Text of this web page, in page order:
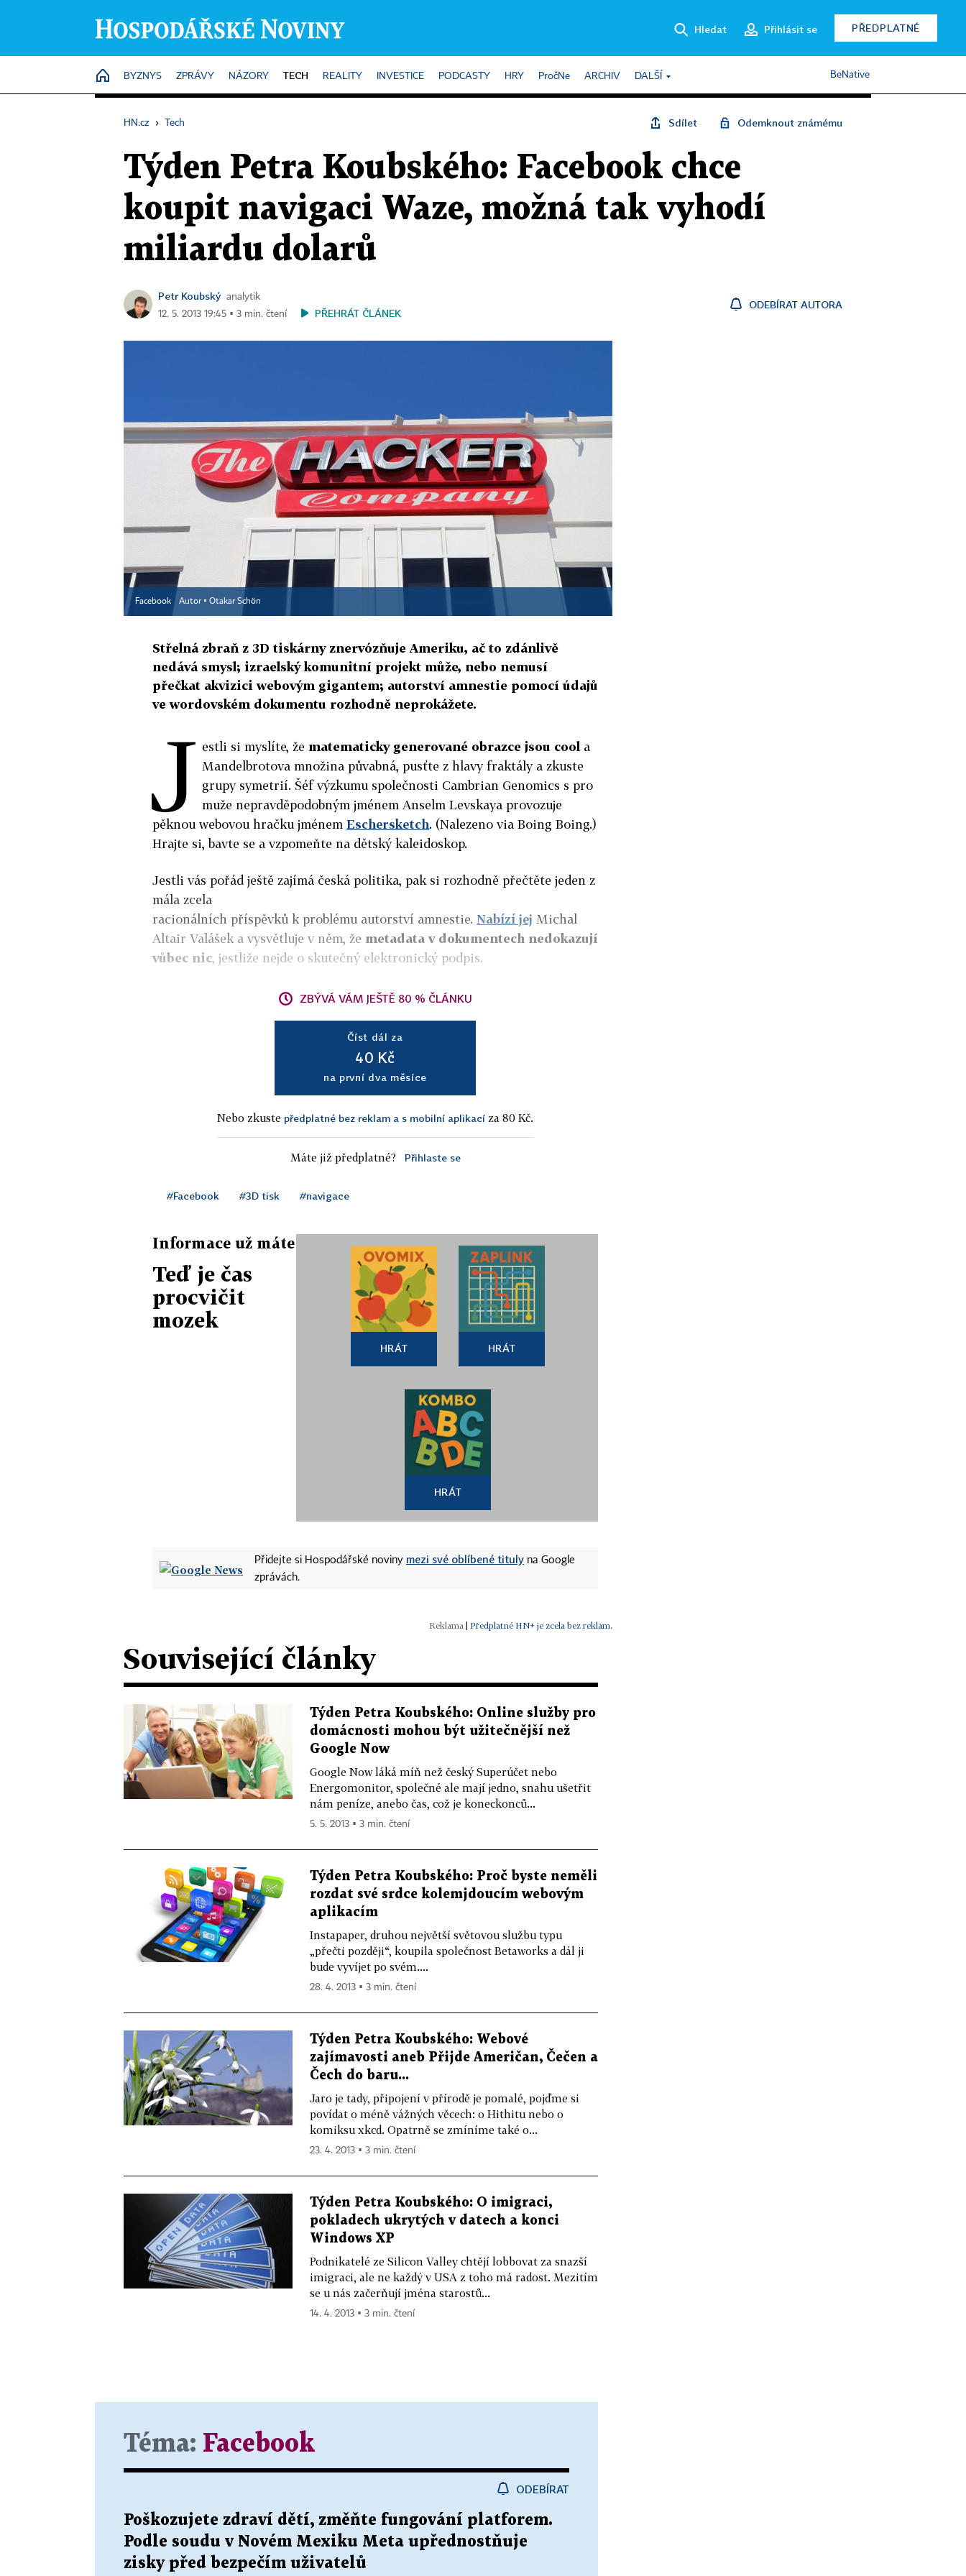
Hledat Přihlásit se PŘEDPLATNÉ
HOME
BYZNYS ZPRÁVY NÁZORY TECH REALITY INVESTICE PODCASTY HRY PročNe ARCHIV DALŠÍ BeNative
HN.cz › Tech Sdílet Odemknout známému
Týden Petra Koubského: Facebook chce
koupit navigaci Waze, možná tak vyhodí
miliardu dolarů
Petr Koubský analytik
12. 5. 2013 19:45 ▪ 3 min. čtení
PŘEHRÁT ČLÁNEK
ODEBÍRAT AUTORA
Facebook Autor ▪ Otakar Schön
Střelná zbraň z 3D tiskárny znervózňuje Ameriku, ač to zdánlivě
nedává smysl; izraelský komunitní projekt může, nebo nemusí
přečkat akvizici webovým gigantem; autorství amnestie pomocí údajů
ve wordovském dokumentu rozhodně neprokážete.
J estli si myslíte, že matematicky generované obrazce jsou cool a
Mandelbrotova množina půvabná, pusťte z hlavy fraktály a zkuste
grupy symetrií. Šéf výzkumu společnosti Cambrian Genomics s pro
muže nepravděpodobným jménem Anselm Levskaya provozuje
pěknou webovou hračku jménem Eschersketch. (Nalezeno via Boing Boing.)
Hrajte si, bavte se a vzpomeňte na dětský kaleidoskop.
Jestli vás pořád ještě zajímá česká politika, pak si rozhodně přečtěte jeden z
mála zcela
racionálních příspěvků k problému autorství amnestie. Nabízí jej Michal
Altair Valášek a vysvětluje v něm, že metadata v dokumentech nedokazují
vůbec nic, jestliže nejde o skutečný elektronický podpis.
ZBÝVÁ VÁM JEŠTĚ 80 % ČLÁNKU
Číst dál za
40 Kč
na první dva měsíce
Nebo zkuste předplatné bez reklam a s mobilní aplikací za 80 Kč.
Máte již předplatné? Přihlaste se
#Facebook #3D tisk #navigace
Informace už máte
Teď je čas
procvičit
mozek
HRÁT HRÁT
HRÁT
Přidejte si Hospodářské noviny mezi své oblíbené tituly na Google
zprávách.
| Předplatné HN+ je zcela bez reklam.
Související články
Týden Petra Koubského: Online služby pro
domácnosti mohou být užitečnější než
Google Now
Google Now láká míň než český Superúčet nebo
Energomonitor, společné ale mají jedno, snahu ušetřit
nám peníze, anebo čas, což je koneckonců...
5. 5. 2013 ▪ 3 min. čtení
Týden Petra Koubského: Proč byste neměli
rozdat své srdce kolemjdoucím webovým
aplikacím
Instapaper, druhou největší světovou službu typu
„přečti později“, koupila společnost Betaworks a dál ji
bude vyvíjet po svém....
28. 4. 2013 ▪ 3 min. čtení
Týden Petra Koubského: Webové
zajímavosti aneb Přijde Američan, Čečen a
Čech do baru...
Jaro je tady, připojení v přírodě je pomalé, pojďme si
povídat o méně vážných věcech: o Hithitu nebo o
komiksu xkcd. Opatrně se zmíníme také o...
23. 4. 2013 ▪ 3 min. čtení
Týden Petra Koubského: O imigraci,
pokladech ukrytých v datech a konci
Windows XP
Podnikatelé ze Silicon Valley chtějí lobbovat za snazší
imigraci, ale ne každý v USA z toho má radost. Mezitím
se u nás začerňují jména starostů...
14. 4. 2013 ▪ 3 min. čtení
Téma: Facebook
ODEBÍRAT
Poškozujete zdraví dětí, změňte fungování platforem.
Podle soudu v Novém Mexiku Meta upřednostňuje
zisky před bezpečím uživatelů